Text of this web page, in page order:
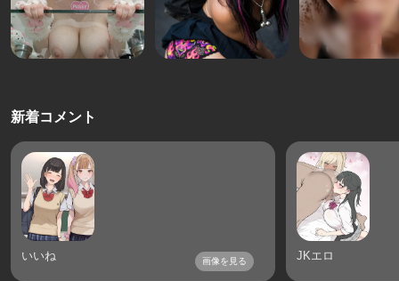
新着コメント
いいね 画像を見る JKエロ